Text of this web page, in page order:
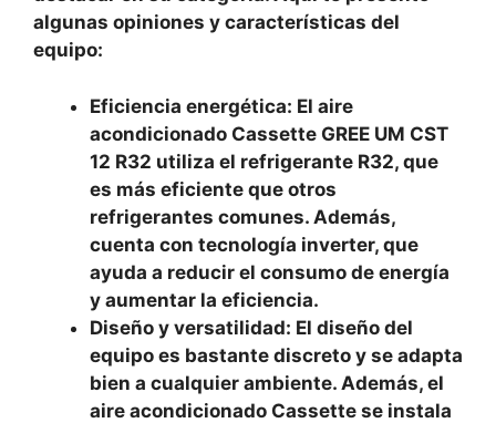
algunas opiniones y características del
equipo:
Eficiencia energética: El aire
acondicionado Cassette GREE UM CST
12 R32 utiliza el refrigerante R32, que
es más eficiente que otros
refrigerantes comunes. Además,
cuenta con tecnología inverter, que
ayuda a reducir el consumo de energía
y aumentar la eficiencia.
Diseño y versatilidad: El diseño del
equipo es bastante discreto y se adapta
bien a cualquier ambiente. Además, el
aire acondicionado Cassette se instala